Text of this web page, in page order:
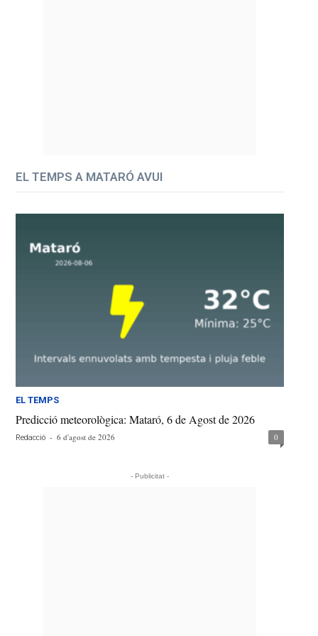
EL TEMPS A MATARÓ AVUI
EL TEMPS
Predicció meteorològica: Mataró, 6 de Agost de 2026
Redacció - 6 d'agost de 2026 0
- Publicitat -